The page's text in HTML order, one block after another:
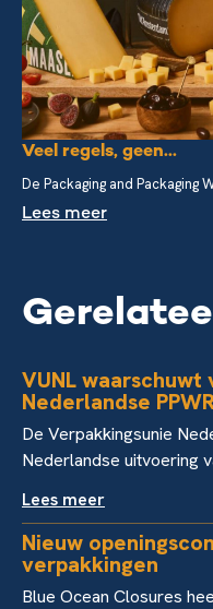
Veel regels, geen...
De Packaging and Packaging
Lees meer
VUNL
Nederlandse
De Verpakkingsunie
Nederlandse uitvoering
Lees meer
Nieuw
verpakkingen
Blue Ocean Closures